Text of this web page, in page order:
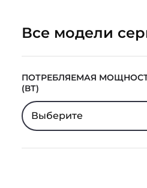
Все модели
ПОТРЕБЛЯЕМАЯ
(ВТ)
Выберите